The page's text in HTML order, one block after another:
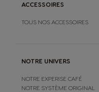
ACCESSOIRES
TOUS NOS ACCESSOIRES
NOTRE UNIVERS
NOTRE EXPERISE CAFÉ
NOTRE SYSTÈME ORIGINAL